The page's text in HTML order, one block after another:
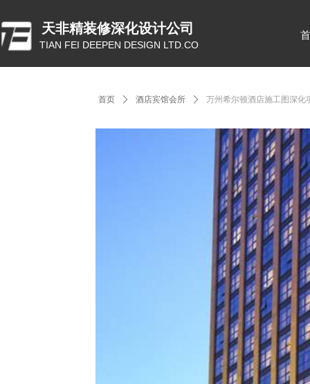
TIAN FEI DEEPEN DESIGN LTD.CO
天非精装修深化设计公司
首页 ꄲ 酒店宾馆会所 ꄲ 万州希尔顿酒店施工图深化